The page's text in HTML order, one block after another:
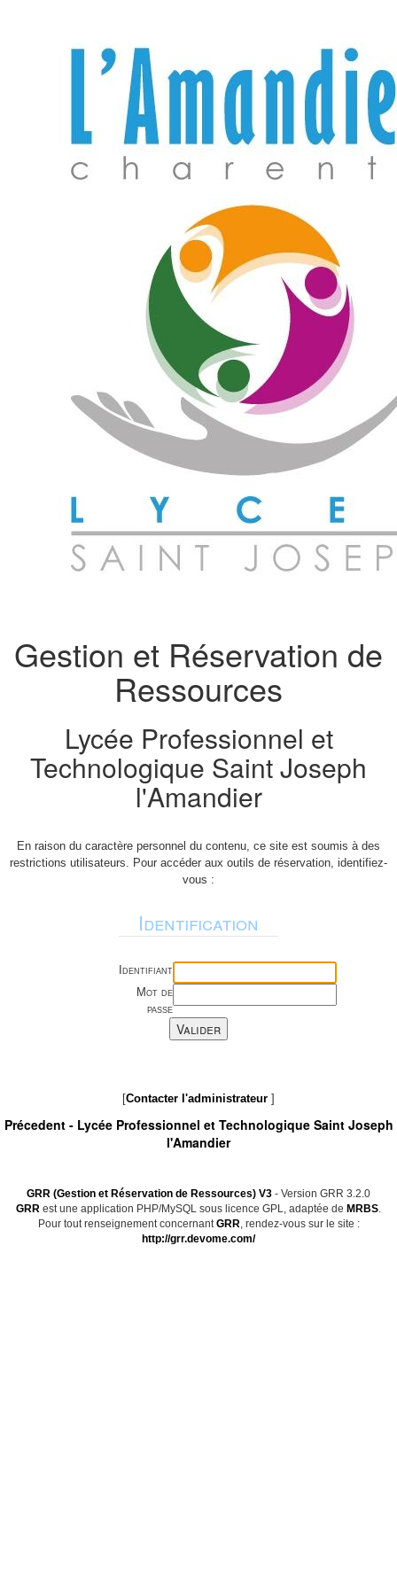
Gestion et Réservation de
Ressources
Lycée Professionnel et
Technologique Saint Joseph
l'Amandier
En raison du caractère personnel du contenu, ce site est soumis à des
restrictions utilisateurs. Pour accéder aux outils de réservation, identifiez-
vous :
Identification
Identifiant
Mot de
passe
[Contacter l'administrateur ]
Précedent - Lycée Professionnel et Technologique Saint Joseph
l'Amandier
GRR (Gestion et Réservation de Ressources) V3 - Version GRR 3.2.0
GRR est une application PHP/MySQL sous licence GPL, adaptée de MRBS.
Pour tout renseignement concernantGRR, rendez-vous sur le site :
http://grr.devome.com/